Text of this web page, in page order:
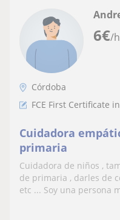
6€/h
Córdoba
FCE First Certificate
Cuidadora empática y apoyo a
primaria
Cuidadora de niños ,
de primaria , darles de
etc ... Soy una persona